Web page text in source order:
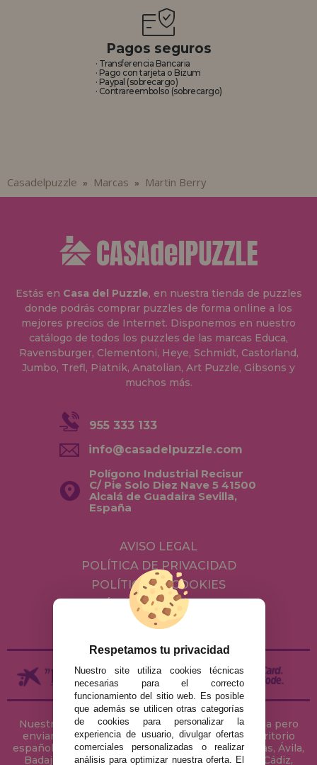
Pagos seguros
· Transferencia Bancaria
· Pago con tarjeta o Bizum
· Paypal (sobrecargo)
· Contrareembolso (sobrecargo)
Casadelpuzzle » Marcas » Martin Berry
Estás en Casa del Puzzle, en nuestra tienda de puzzles
donde podrás comprar puzzles de forma online a los
mejores precios de Internet. Disponemos en nuestro
catálogo de todos los puzzles de las marcas Educa,
Ravensburger, Clementoni, Heye, Schmidt, Castorland,
Jumbo, Trefl, Piatnik, Anatolian, Art Puzzle, Gibsons y
muchos más.
955 333 133
info@casadelpuzzle.com
Polígono Industrial Recisur
C/ Pie Solo Diez Nave 5 41500
Alcalá de Guadaira Sevilla,
España
AVISO LEGAL
POLÍTICA DE PRIVACIDAD
POLÍTICA DE COOKIES
ENVÍOS Y DEVOLUCIONES
DEVOLUCIONES / DESISTIMIENTO
Nuestra tienda de puzzles está ubicada en Sevilla pero
enviamos tus puzzles a cualquier ciudad del territorio
español: Álava, Albacete, Alicante, Almería, Asturias, Ávila,
Badajoz, Baleares, Barcelona, Burgos, Cáceres, Cádiz,
Respetamos tu privacidad
Nuestro site utiliza cookies técnicas
necesarias para el correcto
funcionamiento del sitio web. Es posible
que además se utilicen otras categorías
de cookies para personalizar la
experiencia de usuario, divulgar ofertas
comerciales personalizadas o realizar
análisis para optimizar nuestra oferta. El